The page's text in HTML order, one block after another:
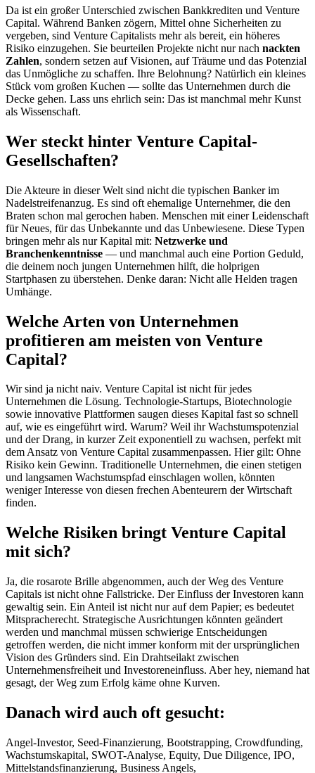
Da ist ein großer Unterschied zwischen Bankkrediten und Venture
Capital. Während Banken zögern, Mittel ohne Sicherheiten zu
vergeben, sind Venture Capitalists mehr als bereit, ein höheres
Risiko einzugehen. Sie beurteilen Projekte nicht nur nach nackten
Zahlen, sondern setzen auf Visionen, auf Träume und das Potenzial
das Unmögliche zu schaffen. Ihre Belohnung? Natürlich ein kleines
Stück vom großen Kuchen — sollte das Unternehmen durch die
Decke gehen. Lass uns ehrlich sein: Das ist manchmal mehr Kunst
als Wissenschaft.
Wer steckt hinter Venture Capital-
Gesellschaften?
Die Akteure in dieser Welt sind nicht die typischen Banker im
Nadelstreifenanzug. Es sind oft ehemalige Unternehmer, die den
Braten schon mal gerochen haben. Menschen mit einer Leidenschaft
für Neues, für das Unbekannte und das Unbewiesene. Diese Typen
bringen mehr als nur Kapital mit: Netzwerke und
Branchenkenntnisse — und manchmal auch eine Portion Geduld,
die deinem noch jungen Unternehmen hilft, die holprigen
Startphasen zu überstehen. Denke daran: Nicht alle Helden tragen
Umhänge.
Welche Arten von Unternehmen
profitieren am meisten von Venture
Capital?
Wir sind ja nicht naiv. Venture Capital ist nicht für jedes
Unternehmen die Lösung. Technologie-Startups, Biotechnologie
sowie innovative Plattformen saugen dieses Kapital fast so schnell
auf, wie es eingeführt wird. Warum? Weil ihr Wachstumspotenzial
und der Drang, in kurzer Zeit exponentiell zu wachsen, perfekt mit
dem Ansatz von Venture Capital zusammenpassen. Hier gilt: Ohne
Risiko kein Gewinn. Traditionelle Unternehmen, die einen stetigen
und langsamen Wachstumspfad einschlagen wollen, könnten
weniger Interesse von diesen frechen Abenteurern der Wirtschaft
finden.
Welche Risiken bringt Venture Capital
mit sich?
Ja, die rosarote Brille abgenommen, auch der Weg des Venture
Capitals ist nicht ohne Fallstricke. Der Einfluss der Investoren kann
gewaltig sein. Ein Anteil ist nicht nur auf dem Papier; es bedeutet
Mitspracherecht. Strategische Ausrichtungen könnten geändert
werden und manchmal müssen schwierige Entscheidungen
getroffen werden, die nicht immer konform mit der ursprünglichen
Vision des Gründers sind. Ein Drahtseilakt zwischen
Unternehmensfreiheit und Investoreneinfluss. Aber hey, niemand hat
gesagt, der Weg zum Erfolg käme ohne Kurven.
Danach wird auch oft gesucht:
Angel-Investor, Seed-Finanzierung, Bootstrapping, Crowdfunding,
Wachstumskapital, SWOT-Analyse, Equity, Due Diligence, IPO,
Mittelstandsfinanzierung, Business Angels,